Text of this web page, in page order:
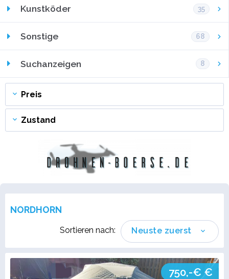
Kunstköder 35
Sonstige 68
Suchanzeigen 8
Preis
Zustand
NORDHORN
Neuste zuerst
Sortieren nach:
750,-€ €